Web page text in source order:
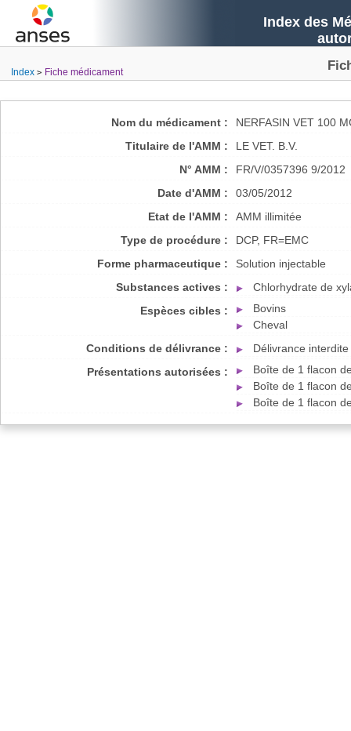
Index des
Index Fiche médicament
Nom du médicament :
NERFASIN VET 100
Titulaire de l'AMM :
LE VET. B.V.
N° AMM :
FR/V/0357396 9/2012
Date d'AMM :
03/05/2012
Etat de l'AMM :
AMM illimitée
Type de procédure :
DCP, FR=EMC
Forme pharmaceutique :
Solution injectable
Substances actives :
Chlorhydrate de
Espèces cibles :
Bovins
Cheval
Conditions de délivrance :
Délivrance
Présentations autorisées :
Boîte de 1 flacon
Boîte de 1 flacon
Boîte de 1 flacon